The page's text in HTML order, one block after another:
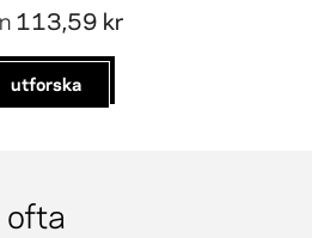
113,59 kr
utforska